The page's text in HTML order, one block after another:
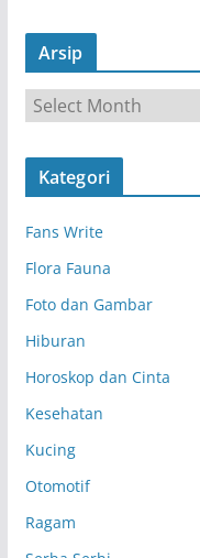
Arsip
r
s
Kategori
Fans Write
Flora Fauna
Foto dan Gambar
Hiburan
Horoskop dan Cinta
Kesehatan
Kucing
Otomotif
Ragam